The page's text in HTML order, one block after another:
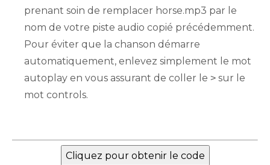
prenant soin de remplacer horse.mp3 par le
nom de votre piste audio copié précédemment.
Pour éviter que la chanson démarre
automatiquement, enlevez simplement le mot
autoplay en vous assurant de coller le ˃ sur le
mot controls.